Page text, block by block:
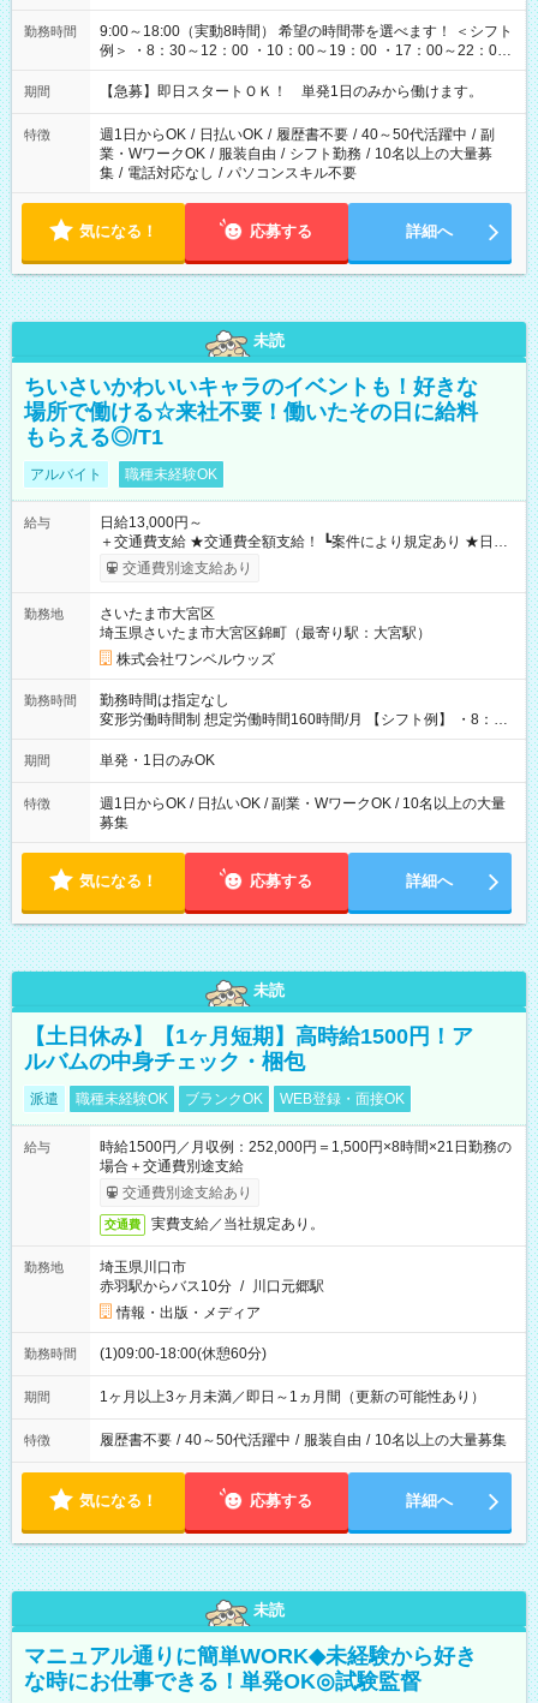
勤務時間
9:00～18:00（実動8時間） 希望の時間帯を選べます！ ＜シフト
例＞ ・8：30～12：00 ・10：00～19：00 ・17：00～22：00
・13：00～22：00 ・22：00～翌6：00 など
期間 【急募】即日スタートＯＫ！ 単発1日のみから働けます。
特徴 週1日からOK / 日払いOK / 履歴書不要 / 40～50代活躍中 / 副
業・WワークOK / 服装自由 / シフト勤務 / 10名以上の大量募
集 / 電話対応なし / パソコンスキル不要
気になる！ 応募する 詳細へ
未読
ちいさいかわいいキャラのイベントも！好きな
場所で働ける☆来社不要！働いたその日に給料
もらえる◎/T1
アルバイト 職種未経験OK
給与
日給13,000円～
＋交通費支給 ★交通費全額支給！ ┗案件により規定あり ★日払
いOK！（規定あり） ┗働いたその日に現金GET♪ お仕事後はコ
ンビニATMから 日払い分を引き落とせます！ 【試用期間】試
交通費別途支給あり
勤務地
さいたま市大宮区
埼玉県さいたま市大宮区錦町（最寄り駅：大宮駅）
株式会社ワンベルウッズ
勤務時間
勤務時間は指定なし
変形労働時間制 想定労働時間160時間/月 【シフト例】 ・8：00
～21：00
期間 単発・1日のみOK
特徴
週1日からOK / 日払いOK / 副業・WワークOK / 10名以上の大量
募集
気になる！ 応募する 詳細へ
未読
【土日休み】【1ヶ月短期】高時給1500円！ア
ルバムの中身チェック・梱包
派遣 職種未経験OK ブランクOK WEB登録・面接OK
給与
時給1500円／月収例：252,000円＝1,500円×8時間×21日勤務の
場合＋交通費別途支給
交通費別途支給あり
交通費 実費支給／当社規定あり。
勤務地
埼玉県川口市
赤羽駅からバス10分 / 川口元郷駅
情報・出版・メディア
勤務時間 (1)09:00-18:00(休憩60分)
期間 1ヶ月以上3ヶ月未満／即日～1ヵ月間（更新の可能性あり）
特徴 履歴書不要 / 40～50代活躍中 / 服装自由 / 10名以上の大量募集
気になる！ 応募する 詳細へ
未読
マニュアル通りに簡単WORK◆未経験から好き
な時にお仕事できる！単発OK◎試験監督